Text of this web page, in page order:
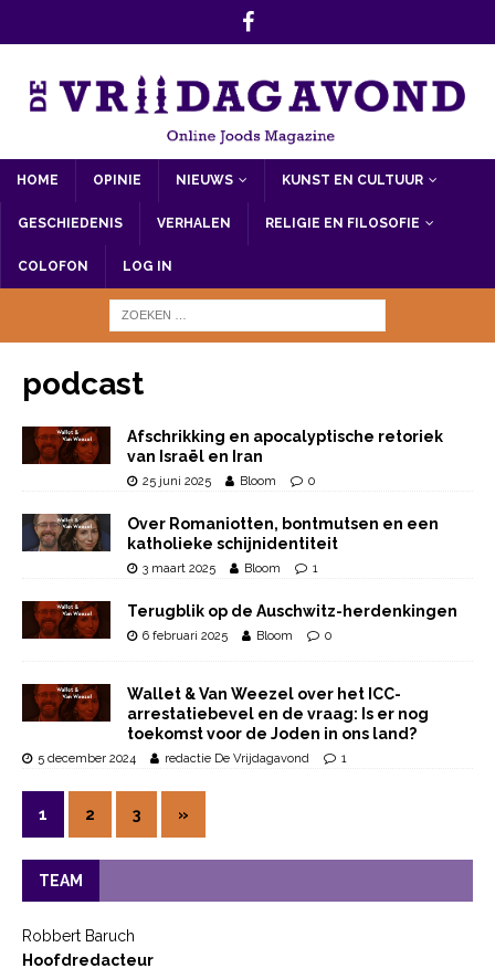
HOME OPINIE NIEUWS KUNST EN CULTUUR
GESCHIEDENIS VERHALEN RELIGIE EN FILOSOFIE
COLOFON LOG IN
podcast
Afschrikking en apocalyptische retoriek
van Israël en Iran
25 juni 2025 Bloom 0
Over Romaniotten, bontmutsen en een
katholieke schijnidentiteit
3 maart 2025 Bloom 1
Terugblik op de Auschwitz-herdenkingen
6 februari 2025 Bloom 0
Wallet & Van Weezel over het ICC-
arrestatiebevel en de vraag: Is er nog
toekomst voor de Joden in ons land?
5 december 2024 redactie De Vrijdagavond 1
1 2 3 »
TEAM
Robbert Baruch
Hoofdredacteur